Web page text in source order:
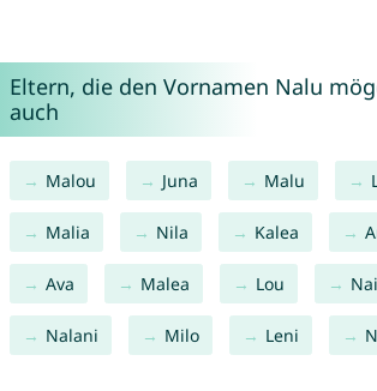
Eltern, die den Vornamen Nalu
auch
Malou Juna Malu
Malia Nila Kalea
Ava Malea Lou
Nalani Milo Leni